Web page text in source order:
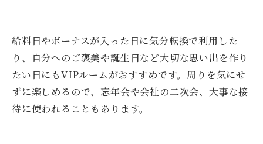
給料日やボーナスが入った日に気分転換で利用した
り、自分へのご褒美や誕生日など大切な思い出を作り
たい日にもVIPルームがおすすめです。周りを気にせ
ずに楽しめるので、忘年会や会社の二次会、大事な接
待に使われることもあります。